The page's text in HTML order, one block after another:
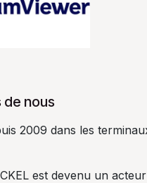
nous
2009 dans les
est devenu un